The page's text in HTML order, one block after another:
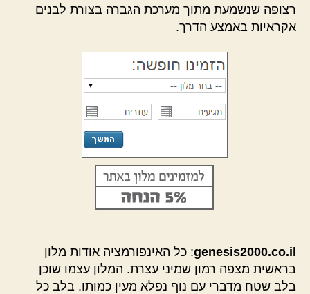
רצופה שנשמעת מתוך מערכת הגברה בצורת לבנים
אקראיות באמצע הדרך.
genesis2000.co.il: כל האינפורמציה אודות מלון
בראשית מצפה רמון שמיני עצרת. המלון עצמו שוכן
בלב שטח מדברי עם נוף נפלא מעין כמותו. בלב כל